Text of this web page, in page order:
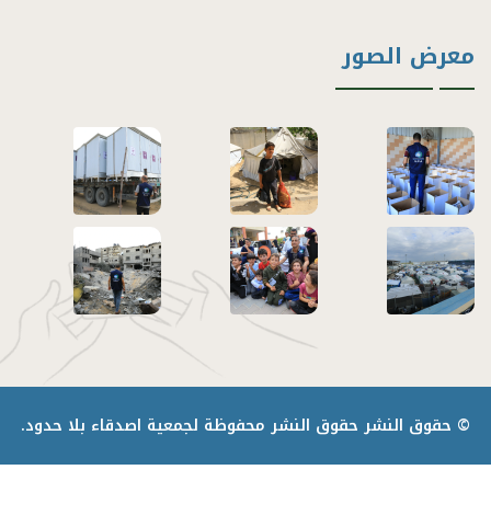
معرض الصور
© حقوق النشر حقوق النشر محفوظة لجمعية اصدقاء بلا حدود.